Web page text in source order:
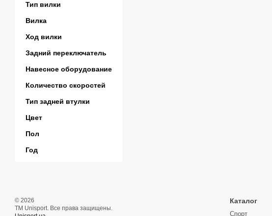
Тип вилки
Вилка
Ход вилки
Задний переключатель
Навесное оборудование
Количество скоростей
Тип задней втулки
Цвет
Пол
Год
© 2026
ТМ Unisport. Все права защищены.
Каталог
Спорт